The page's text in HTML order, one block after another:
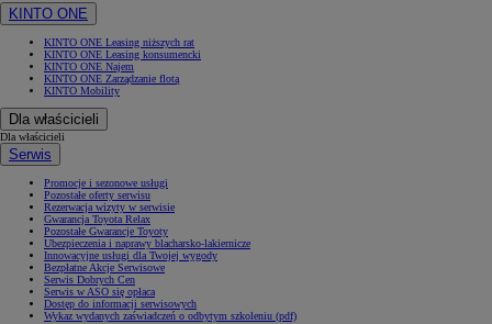
KINTO ONE
KINTO ONE Leasing niższych rat
KINTO ONE Leasing konsumencki
KINTO ONE Najem
KINTO ONE Zarządzanie flotą
KINTO Mobility
Dla właścicieli
Dla właścicieli
Serwis
Promocje i sezonowe usługi
Pozostałe oferty serwisu
Rezerwacja wizyty w serwisie
Gwarancja Toyota Relax
Pozostałe Gwarancje Toyoty
Ubezpieczenia i naprawy blacharsko-lakiernicze
Innowacyjne usługi dla Twojej wygody
Bezpłatne Akcje Serwisowe
Serwis Dobrych Cen
Serwis w ASO się opłaca
Dostęp do informacji serwisowych
Wykaz wydanych zaświadczeń o odbytym szkoleniu (pdf)